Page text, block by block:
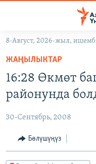
Навигацияга
өтүңүз
салыңыз
ЭКОНОМИКА
МАДАНИЯТ
БОРБОР АЗИЯ
УКРАИНА
АТАЙЫН ИЛИКТӨӨ
ТВ ПРОГРАММАЛАР
8-Август, 2026-жыл,
ЖАҢЫЛЫКТАР
16:28 Өкмөт
районунда
30-Сентябрь, 2008
Бөлүшүңүз